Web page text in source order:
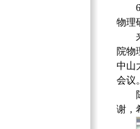
物理
院物
中山
会议
谢，